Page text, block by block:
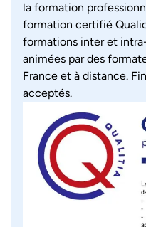
la formation
formation certifié
formations inter et
animées par des
France et à distance.
acceptés.